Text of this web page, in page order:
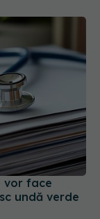
vor face
undă verde